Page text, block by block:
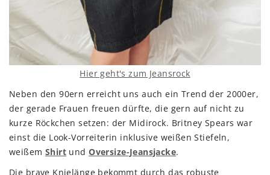
Hier geht's zum Jeansrock
Neben den 90ern erreicht uns auch ein Trend der 2000er,
der gerade Frauen freuen dürfte, die gern auf nicht zu
kurze Röckchen setzen: der Midirock. Britney Spears war
einst die Look-Vorreiterin inklusive weißen Stiefeln,
weißem Shirt undOversize-Jeansjacke.
Die brave Knielänge bekommt durch das robuste